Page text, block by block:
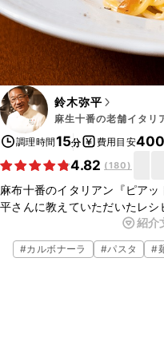
鈴木弥平
麻生十番の老舗イタリ
調理時間15分 費用目安400
4.82 (180)
麻布十番のイタリアン『ピア
平さんに教えていただいたレ
いと思われがちなカルボナー
ていただきました。ぜひ作って
紹介
#カルボナーラ #パスタ #